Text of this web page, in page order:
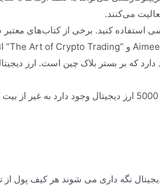
که بر بستر بلاک چین است. ارز
هر روز روبه افزایش است در حال حاضر بیش از 5000 ارز
نگه داری می شوند هر کیف پول از